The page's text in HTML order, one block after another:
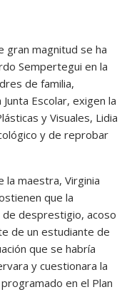
gran magnitud se ha
Sempertegui en la
de familia,
Escolar, exigen la
y Visuales, Lidia
y de reprobar
la maestra, Virginia
que la
de desprestigio, acoso
de un estudiante de
que se habría
y cuestionara la
en el Plan